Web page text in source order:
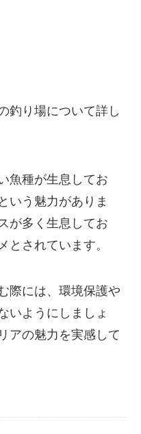
釣り場について詳し
魚種が生息してお
いう魅力がありま
が多く生息してお
とされています。
際には、環境保護や
いようにしましょ
アの魅力を実感して